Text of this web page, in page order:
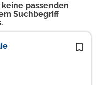
passenden
Suchbegriff